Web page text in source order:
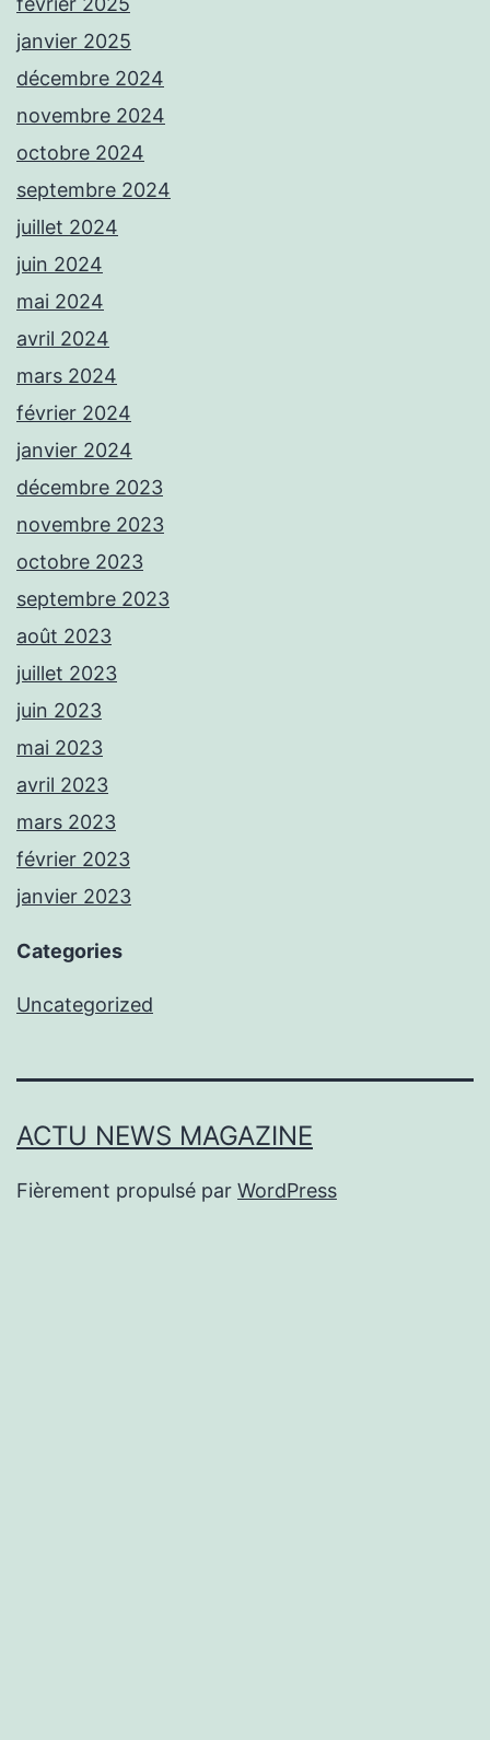
janvier 2025
décembre 2024
novembre 2024
octobre 2024
septembre 2024
juillet 2024
juin 2024
mai 2024
avril 2024
mars 2024
février 2024
janvier 2024
décembre 2023
novembre 2023
octobre 2023
septembre 2023
août 2023
juillet 2023
juin 2023
mai 2023
avril 2023
mars 2023
février 2023
janvier 2023
Categories
Uncategorized
ACTU NEWS MAGAZINE
Fièrement propulsé par WordPress